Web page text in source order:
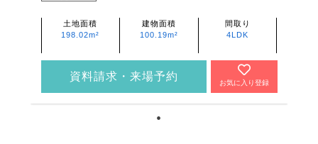
土地面積
198.02m²
建物面積
100.19m²
間取り
4LDK
資料請求・来場予約
お気に入り登録